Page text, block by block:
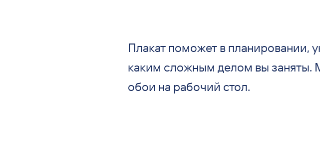
Плакат поможет в планировании,
каким сложным делом вы заняты.
обои на рабочий стол.